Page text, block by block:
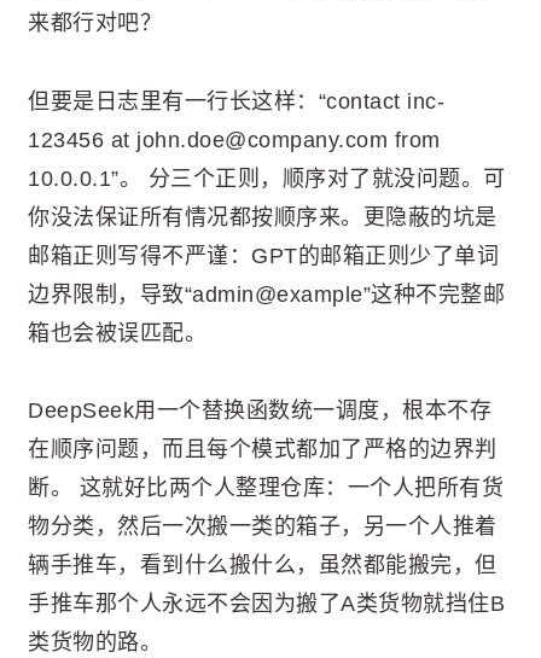
来都行对吧？
但要是日志里有一行长这样：“contact inc-
123456 at john.doe@company.com from
10.0.0.1”。 分三个正则，顺序对了就没问题。可
你没法保证所有情况都按顺序来。更隐蔽的坑是
邮箱正则写得不严谨：GPT的邮箱正则少了单词
边界限制，导致“admin@example”这种不完整邮
箱也会被误匹配。
DeepSeek用一个替换函数统一调度，根本不存
在顺序问题，而且每个模式都加了严格的边界判
断。 这就好比两个人整理仓库：一个人把所有货
物分类，然后一次搬一类的箱子，另一个人推着
辆手推车，看到什么搬什么，虽然都能搬完，但
手推车那个人永远不会因为搬了A类货物就挡住B
类货物的路。